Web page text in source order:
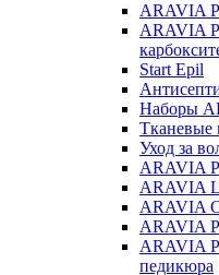
ARAVIA
ARAVIA
Start Epil
Наборы
Тканевые
Уход за
ARAVIA
ARAVIA
ARAVIA
ARAVIA
ARAVIA
педикюра